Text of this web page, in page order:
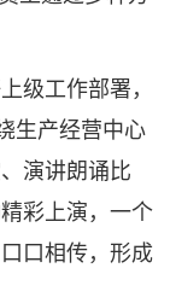
工作部署，
生产经营中心
演讲朗诵比
彩上演，一个
口相传，形成